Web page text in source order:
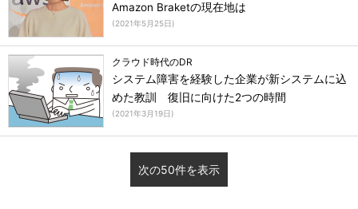
Amazon Braketの現在地は
(2021年5月25日)
クラウド時代のDR
システム障害を経験した企業が新システムに込
めた教訓 復旧に向けた2つの時間
(2021年3月19日)
次の50件を表示